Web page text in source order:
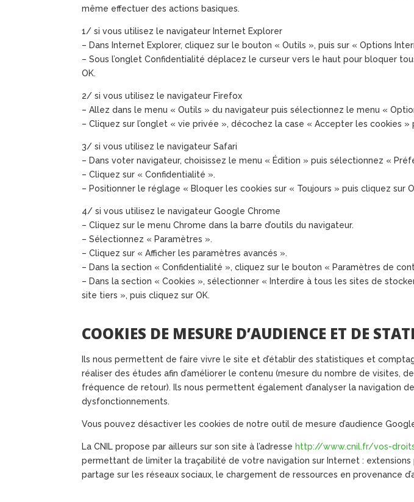
même effectuer des actions basiques.
1/ si vous utilisez le navigateur Internet Explorer
– Dans Internet Explorer, cliquez sur le bouton « Outils », puis sur « Options
– Sous l’onglet Confidentialité déplacez le curseur vers le haut pour bloquer
OK.
2/ si vous utilisez le navigateur Firefox
– Allez dans le menu « Outils » du navigateur puis sélectionnez le menu «
– Cliquez sur l’onglet « vie privée », décochez la case « Accepter les cookies »
3/ si vous utilisez le navigateur Safari
– Dans voter navigateur, choisissez le menu « Édition » puis sélectionnez «
– Cliquez sur « Confidentialité ».
– Positionner le réglage « Bloquer les cookies sur « Toujours » puis cliquez sur
4/ si vous utilisez le navigateur Google Chrome
– Cliquez sur le menu Chrome dans la barre d’outils du navigateur.
– Sélectionnez « Paramètres ».
– Cliquez sur « Afficher les paramètres avancés ».
– Dans la section « Confidentialité », cliquez sur le bouton « Paramètres de
– Dans la section « Cookies », sélectionner « Interdire à tous les sites de
site tiers », puis cliquez sur OK.
COOKIES DE MESURE D’AUDIENCE ET DE
Ils nous permettent de faire vivre le site et d’établir des statistiques et
réaliser des études afin d’améliorer le contenu (mesure du nombre de visites,
fréquence de retour). Ils nous permettent également d’analyser la navigation
dysfonctionnements.
Vous pouvez désactiver les cookies de notre outil de mesure d’audience
La CNIL propose par ailleurs sur son site à l’adresse http://www.cnil.fr/vos-
permettant de limiter la traçabilité de votre navigation sur Internet :
partage sur les réseaux sociaux, le chargement de ressources en provenance